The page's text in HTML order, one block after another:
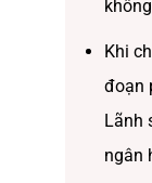
Khi
đoạn
Lãnh
ngân